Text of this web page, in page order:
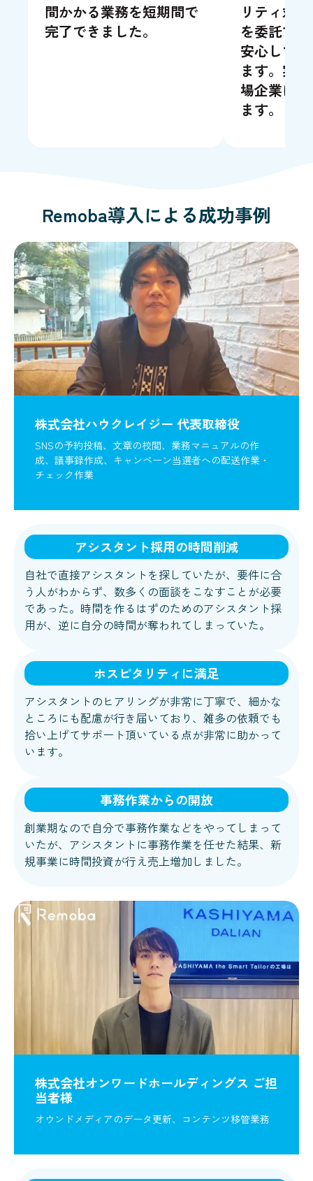
間かかる業務を短期間で
完了できました。
リティ対
を委託す
安心して
ます。実
場企業に
ます。
Remoba導入による成功事例
株式会社ハウクレイジー 代表取締役
SNSの予約投稿、文章の校閲、業務マニュアルの作
成、議事録作成、キャンペーン当選者への配送作業・
チェック作業
アシスタント採用の時間削減
自社で直接アシスタントを探していたが、要件に合
う人がわからず、数多くの面談をこなすことが必要
であった。時間を作るはずのためのアシスタント採
用が、逆に自分の時間が奪われてしまっていた。
ホスピタリティに満足
アシスタントのヒアリングが非常に丁寧で、細かな
ところにも配慮が行き届いており、雑多の依頼でも
拾い上げてサポート頂いている点が非常に助かって
います。
事務作業からの開放
創業期なので自分で事務作業などをやってしまって
いたが、アシスタントに事務作業を任せた結果、新
規事業に時間投資が行え売上増加しました。
株式会社オンワードホールディングス ご担
当者様
オウンドメディアのデータ更新、コンテンツ移管業務